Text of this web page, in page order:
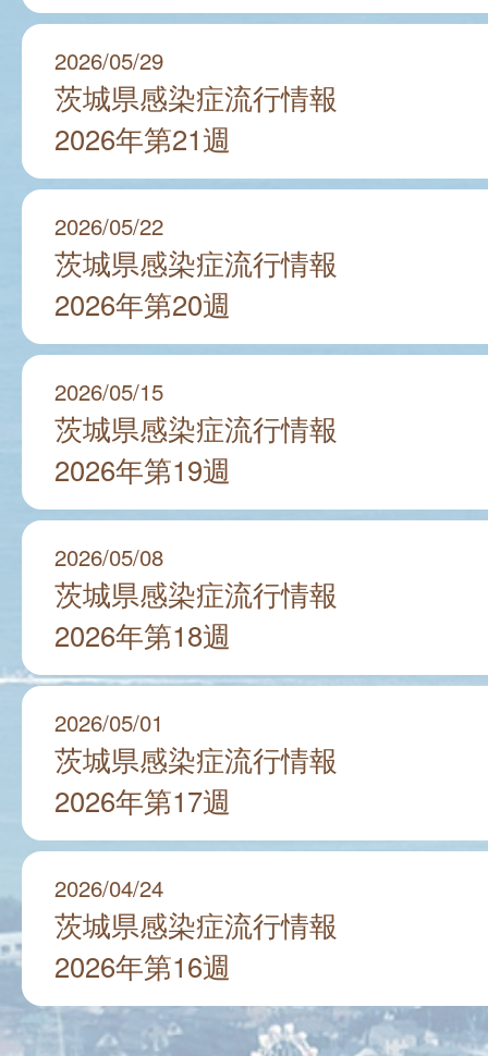
2026/05/29
茨城県感染症流行情報
2026年第21週
2026/05/22
茨城県感染症流行情報
2026年第20週
2026/05/15
茨城県感染症流行情報
2026年第19週
2026/05/08
茨城県感染症流行情報
2026年第18週
2026/05/01
茨城県感染症流行情報
2026年第17週
2026/04/24
茨城県感染症流行情報
2026年第16週